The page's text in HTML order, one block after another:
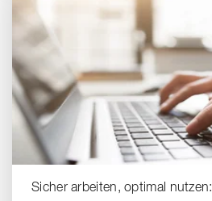
Sicher arbeiten, optimal nutzen: